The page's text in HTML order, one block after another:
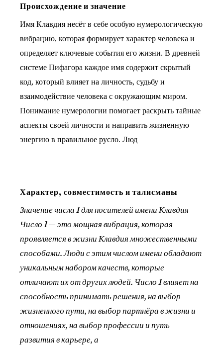
Происхождение и значение
Имя Клавдия несёт в себе особую нумерологическую
вибрацию, которая формирует характер человека и
определяет ключевые события его жизни. В древней
системе Пифагора каждое имя содержит скрытый
код, который влияет на личность, судьбу и
взаимодействие человека с окружающим миром.
Понимание нумерологии помогает раскрыть тайные
аспекты своей личности и направить жизненную
энергию в правильное русло. Люд
Характер, совместимость и талисманы
Значение числа 1 для носителей имени Клавдия
Число 1 — это мощная вибрация, которая
проявляется в жизни Клавдия множественными
способами. Люди с этим числом имени обладают
уникальным набором качеств, которые
отличают их от других людей. Число 1 влияет на
способность принимать решения, на выбор
жизненного пути, на выбор партнёра в жизни и
отношениях, на выбор профессии и путь
развития в карьере, а